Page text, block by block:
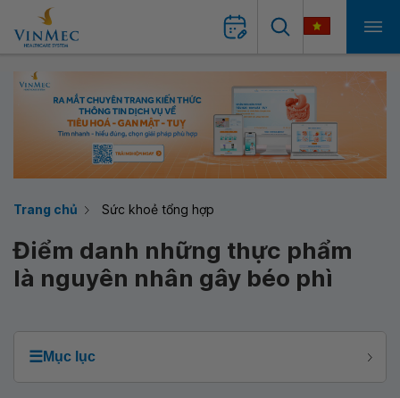
Trang chủ Sức khoẻ tổng hợp
Điểm danh những thực phẩm
là nguyên nhân gây béo phì
☰Mục lục